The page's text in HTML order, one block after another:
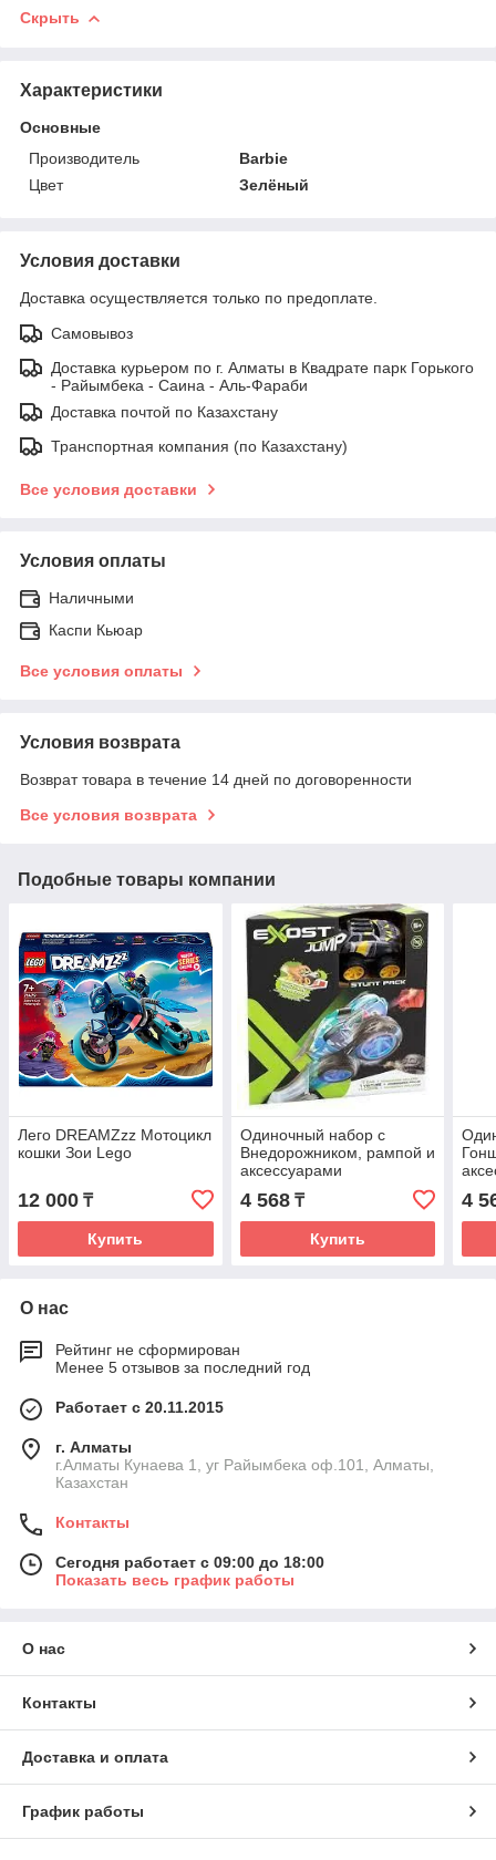
Скрыть
Характеристики
Основные
Производитель
Barbie
Цвет
Зелёный
Условия доставки
Доставка осуществляется только по предоплате.
Самовывоз
Доставка курьером по г. Алматы в Квадрате парк Горького
- Райымбека - Саина - Аль-Фараби
Доставка почтой по Казахстану
Транспортная компания (по Казахстану)
Все условия доставки
Условия оплаты
Наличными
Каспи Кьюар
Все условия оплаты
Условия возврата
Возврат товара в течение 14 дней по договоренности
Все условия возврата
Подобные товары компании
Лего DREAMZzz Мотоцикл
кошки Зои Lego
12 000 ₸
Купить
Одиночный набор с
Внедорожником, рампой и
аксессуарами
4 568₸
Купить
4
О нас
Рейтинг не сформирован
Менее 5 отзывов за последний год
Работает с 20.11.2015
г. Алматы
г.Алматы Кунаева 1, уг Райымбека оф.101, Алматы,
Казахстан
Контакты
Сегодня работает с 09:00 до 18:00
Показать весь график работы
О нас
Контакты
Доставка и оплата
График работы